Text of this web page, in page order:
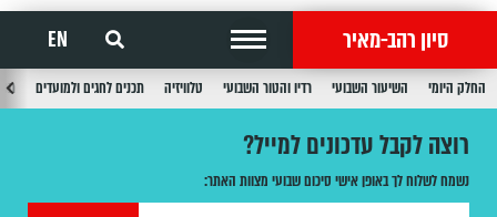
סיון רהב-מאיר EN
החלק היומי השיעור השבועי רדיו והטור השבועי טלוויזיה תכנים לחגים ולמועדים
רוצה לקבל עדכונים למייל?
נשמח לשלוח לך באופן אישי סיכום שבועי מצוות האתר: